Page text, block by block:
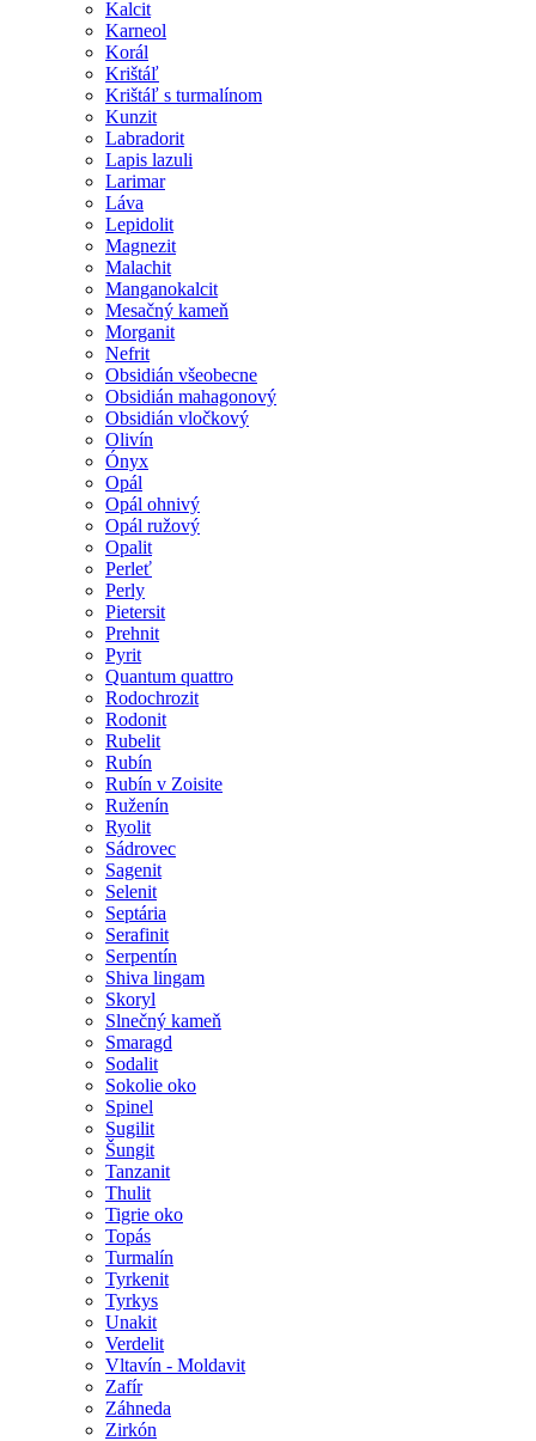
Kalcit
Karneol
Korál
Krištáľ
Krištáľ s turmalínom
Kunzit
Labradorit
Lapis lazuli
Larimar
Láva
Lepidolit
Magnezit
Malachit
Manganokalcit
Mesačný kameň
Morganit
Nefrit
Obsidián všeobecne
Obsidián mahagonový
Obsidián vločkový
Olivín
Ónyx
Opál
Opál ohnivý
Opál ružový
Opalit
Perleť
Perly
Pietersit
Prehnit
Pyrit
Quantum quattro
Rodochrozit
Rodonit
Rubelit
Rubín
Rubín v Zoisite
Ruženín
Ryolit
Sádrovec
Sagenit
Selenit
Septária
Serafinit
Serpentín
Shiva lingam
Skoryl
Slnečný kameň
Smaragd
Sodalit
Sokolie oko
Spinel
Sugilit
Šungit
Tanzanit
Thulit
Tigrie oko
Topás
Turmalín
Tyrkenit
Tyrkys
Unakit
Verdelit
Vltavín - Moldavit
Zafír
Záhneda
Zirkón